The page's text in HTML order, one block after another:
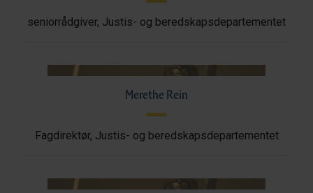
seniorrådgiver, Justis- og beredskapsdepartementet
Merethe Rein
Fagdirektør, Justis- og beredskapsdepartementet